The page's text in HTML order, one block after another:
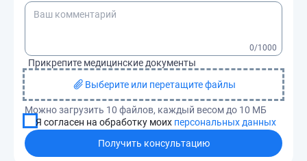
0/1000
Прикрепите медицинские документы
Выберите или перетащите файлы
Можно загрузить 10 файлов, каждый весом до 10 МБ
Я согласен на обработку моих персональных данных
Получить консультацию